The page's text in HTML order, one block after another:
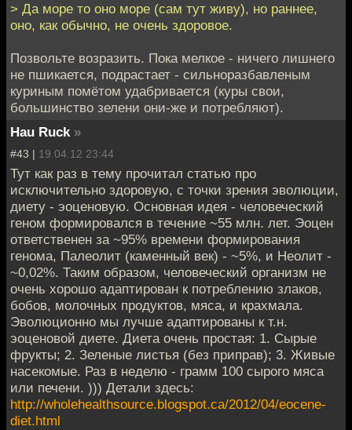
> Да море то оно море (сам тут живу), но раннее,
оно, как обычно, не очень здоровое.
Позвольте возразить. Пока мелкое - ничего лишнего
не пшикается, подрастает - сильноразбавленым
куриным помётом удабривается (куры свои,
большинство зелени они-же и потребляют).
Hau Ruck »
#43 | 19.04.12 23:44
Тут как раз в тему прочитал статью про
исключительно здоровую, с точки зрения эволюции,
диету - эоценовую. Основная идея - человеческий
геном формировался в течение ~55 млн. лет. Эоцен
ответственен за ~95% времени формирования
генома, Палеолит (каменный век) - ~5%, и Неолит -
~0,02%. Таким образом, человеческий организм не
очень хорошо адаптирован к потреблению злаков,
бобов, молочных продуктов, мяса, и крахмала.
Эволюционно мы лучше адаптированы к т.н.
эоценовой диете. Диета очень простая: 1. Сырые
фрукты; 2. Зеленые листья (без приправ); 3. Живые
насекомые. Раз в неделю - грамм 100 сырого мяса
или печени. ))) Детали здесь:
http://wholehealthsource.blogspot.ca/2012/04/eocene-
diet.html